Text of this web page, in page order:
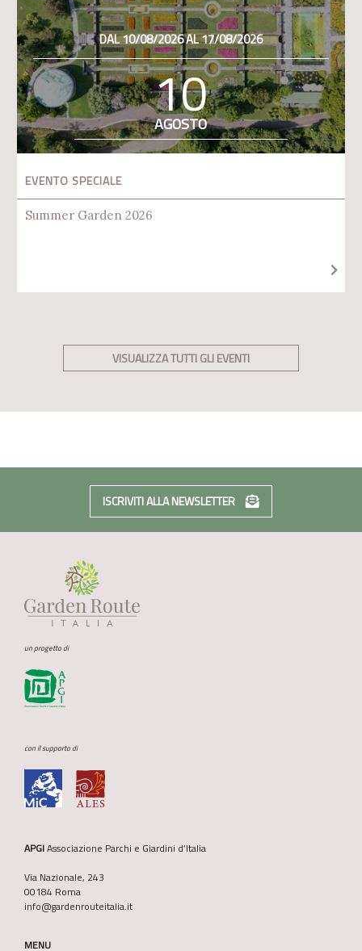
DAL 10/08/2026 AL 17/08/2026
10
AGOSTO
EVENTO SPECIALE
Summer Garden 2026
VISUALIZZA TUTTI GLI EVENTI
ISCRIVITI ALLA NEWSLETTER
un progetto di
con il supporto di
APGIAssociazione Parchi e Giardini d’Italia
Via Nazionale, 243
00184 Roma
info@gardenrouteitalia.it
MENU